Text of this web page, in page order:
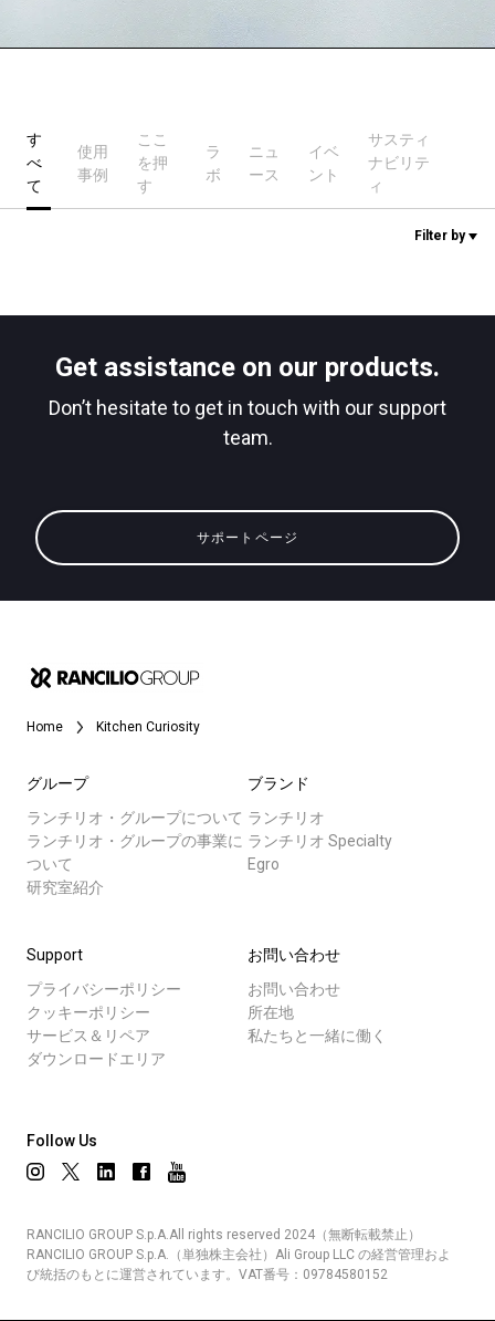
す
べ
て
使用
事例
ここ
を押
す
ラ
ボ
ニュ
ース
イベ
ント
サスティ
ナビリテ
ィ
Filter by
Get assistance on our products.
Don’t hesitate to get in touch with our support
team.
サポートページ
Home Kitchen Curiosity
グループ
ランチリオ・グループについて
ランチリオ・グループの事業に
ついて
研究室紹介
ブランド
ランチリオ
ランチリオ Specialty
Egro
Support
プライバシーポリシー
クッキーポリシー
サービス＆リペア
ダウンロードエリア
お問い合わせ
お問い合わせ
所在地
私たちと一緒に働く
Follow Us
RANCILIO GROUP S.p.A.All rights reserved 2024（無断転載禁止）
RANCILIO GROUP S.p.A.（単独株主会社）Ali Group LLC の経営管理およ
び統括のもとに運営されています。VAT番号：09784580152
製品情報
ダウンロード
サスティナビリティ
接続